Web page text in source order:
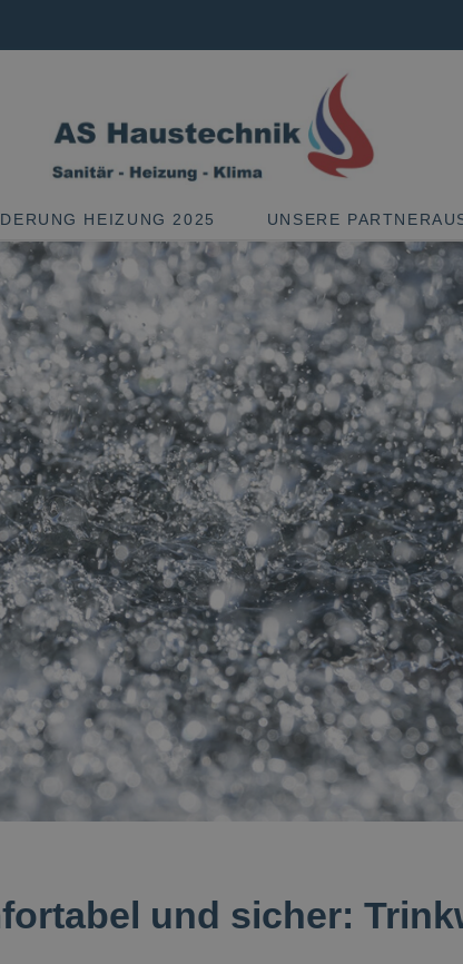
HEIZUNG 2025 UNSERE
und sicher: